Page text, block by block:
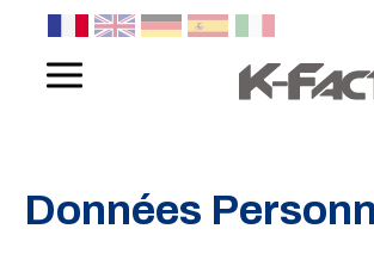
Panneau de gestion des cookies
Données